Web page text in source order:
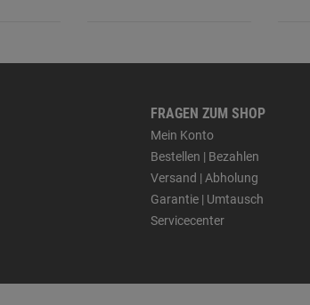
FRAGEN ZUM SHOP
Mein Konto
Bestellen | Bezahlen
Versand | Abholung
Garantie | Umtausch
Servicecenter